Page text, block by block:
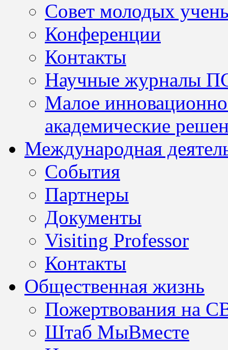
Совет молодых
Конференции
Контакты
Научные журналы
Малое
академические
Международная
События
Партнеры
Документы
Visiting Professor
Контакты
Общественная жизнь
Пожертвования на
Штаб МыВместе